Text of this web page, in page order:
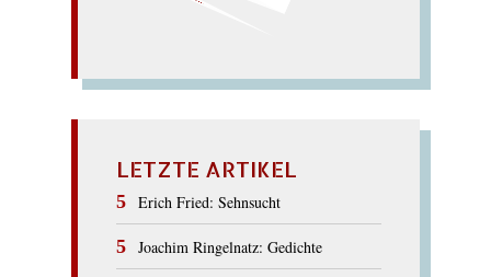
LETZTE ARTIKEL
Erich Fried: Sehnsucht
Joachim Ringelnatz: Gedichte